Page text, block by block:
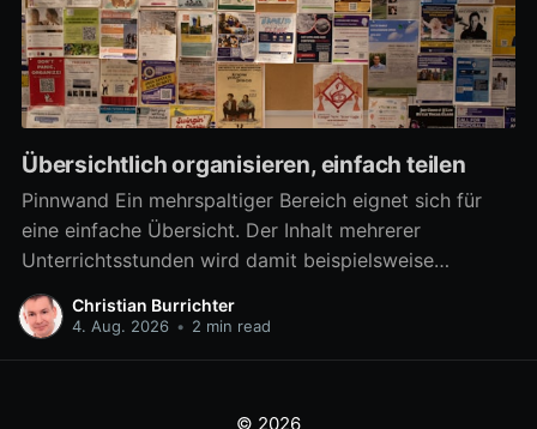
Übersichtlich organisieren, einfach teilen
Pinnwand Ein mehrspaltiger Bereich eignet sich für
eine einfache Übersicht. Der Inhalt mehrerer
Unterrichtsstunden wird damit beispielsweise
übersichtlich verfügbar. Aber auch zahlreiche
Materialien für eine Arbeitsphase lassen sich damit
Christian Burrichter
4. Aug. 2026 • 2 min read
© 2026